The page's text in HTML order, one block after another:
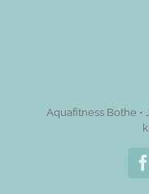
Aquafitness Bothe •